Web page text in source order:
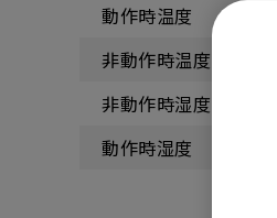
動作時温度
非動作時温度
非動作時湿度
動作時湿度